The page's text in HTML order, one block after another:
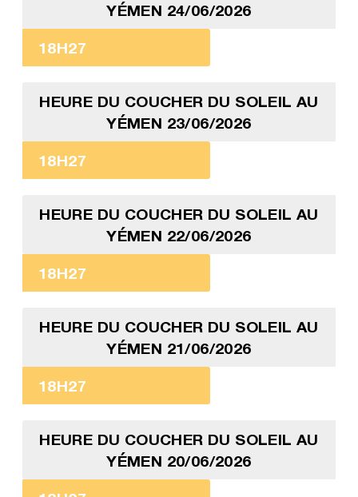
YÉMEN 24/06/2026
18H27
HEURE DU COUCHER DU SOLEIL AU
YÉMEN 23/06/2026
18H27
HEURE DU COUCHER DU SOLEIL AU
YÉMEN 22/06/2026
18H27
HEURE DU COUCHER DU SOLEIL AU
YÉMEN 21/06/2026
18H27
HEURE DU COUCHER DU SOLEIL AU
YÉMEN 20/06/2026